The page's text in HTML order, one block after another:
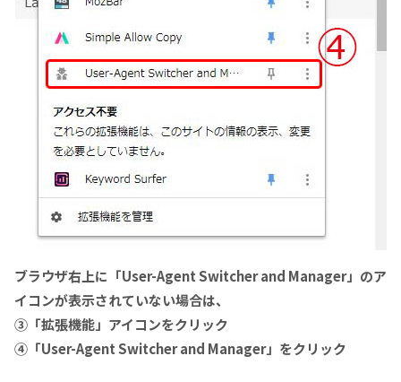
ブラウザ右上に「User-Agent Switcher and Manager」のア
イコンが表示されていない場合は、
③「拡張機能」アイコンをクリック
④「User-Agent Switcher and Manager」をクリック